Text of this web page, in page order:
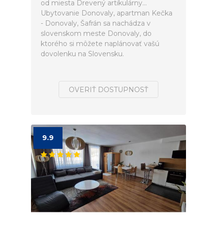
od miesta Drevený artikulárny...
Ubytovanie Donovaly, apartman Kečka
- Donovaly, Šafrán sa nachádza v
slovenskom meste Donovaly, do
ktorého si môžete naplánovať vašú
dovolenku na Slovensku.
OVERIŤ DOSTUPNOSŤ
9.9